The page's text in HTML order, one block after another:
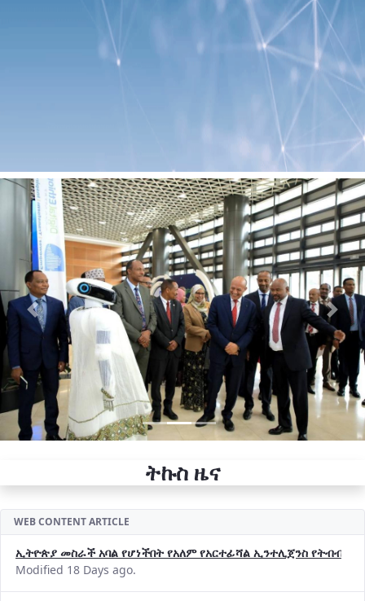
Previous Next
ትኩስ ዜና
WEB CONTENT ARTICLE
ኢትዮጵያ መስራች አባል የሆነችበት የአለም የአርተፊሻል ኢንተሊጀንስ የትብብር
Modified 18 Days ago.